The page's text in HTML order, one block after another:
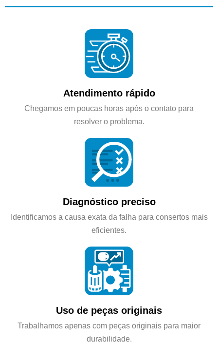
Atendimento rápido
Chegamos em poucas horas após o contato para
resolver o problema.
Diagnóstico preciso
Identificamos a causa exata da falha para consertos mais
eficientes.
Uso de peças originais
Trabalhamos apenas com peças originais para maior
durabilidade.